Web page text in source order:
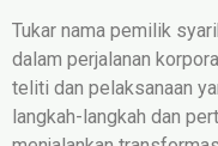
Tukar nama pemilik
dalam perjalanan
teliti dan pelaksanaan
langkah-langkah dan